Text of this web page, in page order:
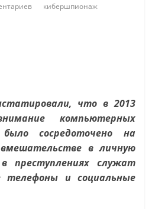
кибершпионаж
что в 2013
компьютерных
было сосредоточено на
в личную
преступлениях служат
телефоны и социальные